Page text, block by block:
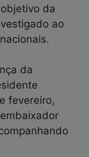
da
ao
da
fevereiro,